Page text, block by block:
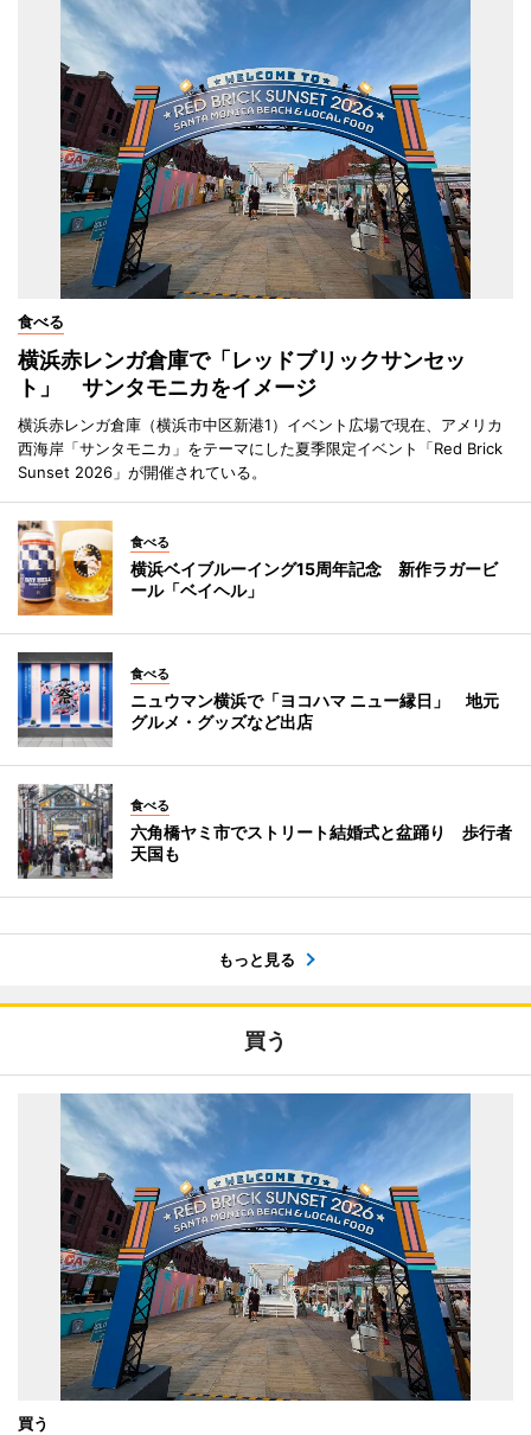
食べる
横浜赤レンガ倉庫で「レッドブリックサンセッ
ト」 サンタモニカをイメージ
横浜赤レンガ倉庫（横浜市中区新港1）イベント広場で現在、アメリカ
西海岸「サンタモニカ」をテーマにした夏季限定イベント「Red Brick
Sunset 2026」が開催されている。
食べる
横浜ベイブルーイング15周年記念 新作ラガービ
ール「ベイヘル」
食べる
ニュウマン横浜で「ヨコハマ ニュー縁日」 地元
グルメ・グッズなど出店
食べる
六角橋ヤミ市でストリート結婚式と盆踊り 歩行者
天国も
もっと見る
買う
買う